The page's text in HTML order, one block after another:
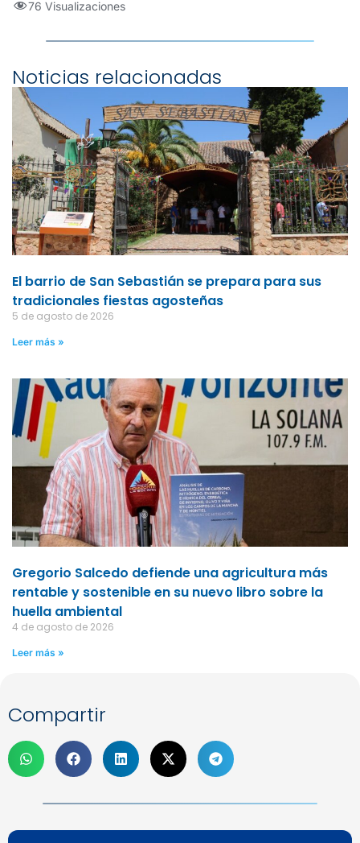
76 Visualizaciones
Noticias relacionadas
El barrio de San Sebastián se prepara para sus
tradicionales fiestas agosteñas
5 de agosto de 2026
Leer más »
Gregorio Salcedo defiende una agricultura más
rentable y sostenible en su nuevo libro sobre la
huella ambiental
4 de agosto de 2026
Leer más »
Compartir